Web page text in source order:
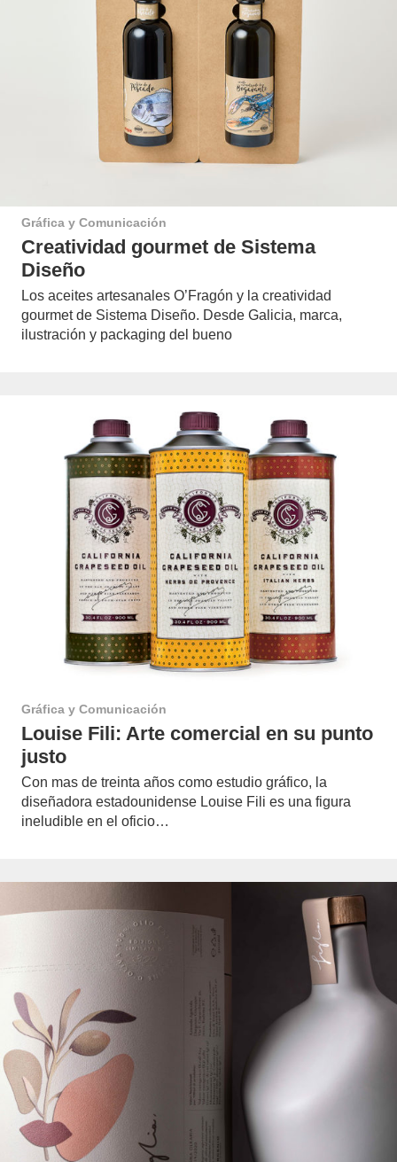
Gráfica y Comunicación
Creatividad gourmet de Sistema
Diseño
Los aceites artesanales O’Fragón y la creatividad
gourmet de Sistema Diseño. Desde Galicia, marca,
ilustración y packaging del bueno
Gráfica y Comunicación
Louise Fili: Arte comercial en su punto
justo
Con mas de treinta años como estudio gráfico, la
diseñadora estadounidense Louise Fili es una figura
ineludible en el oficio…